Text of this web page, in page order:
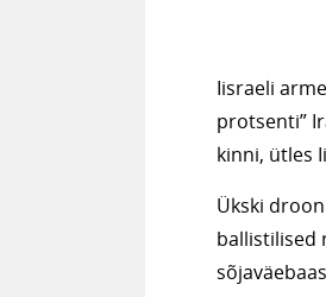
Iisraeli
protsenti”
kinni, ütles
Ükski
ballistilised